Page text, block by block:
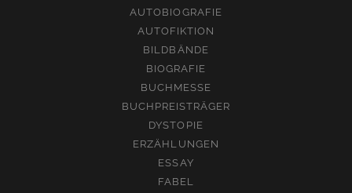
AUTOBIOGRAFIE
AUTOFIKTION
BILDBÄNDE
BIOGRAFIE
BUCHMESSE
BUCHPREISTRÄGER
DYSTOPIE
ERZÄHLUNGEN
ESSAY
FABEL